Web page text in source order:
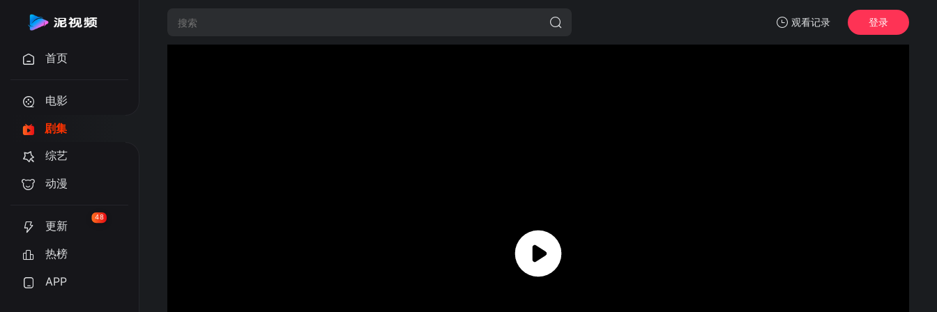
观看记录 登录
首页
电影
剧集
综艺
动漫
更新
48
热榜
APP